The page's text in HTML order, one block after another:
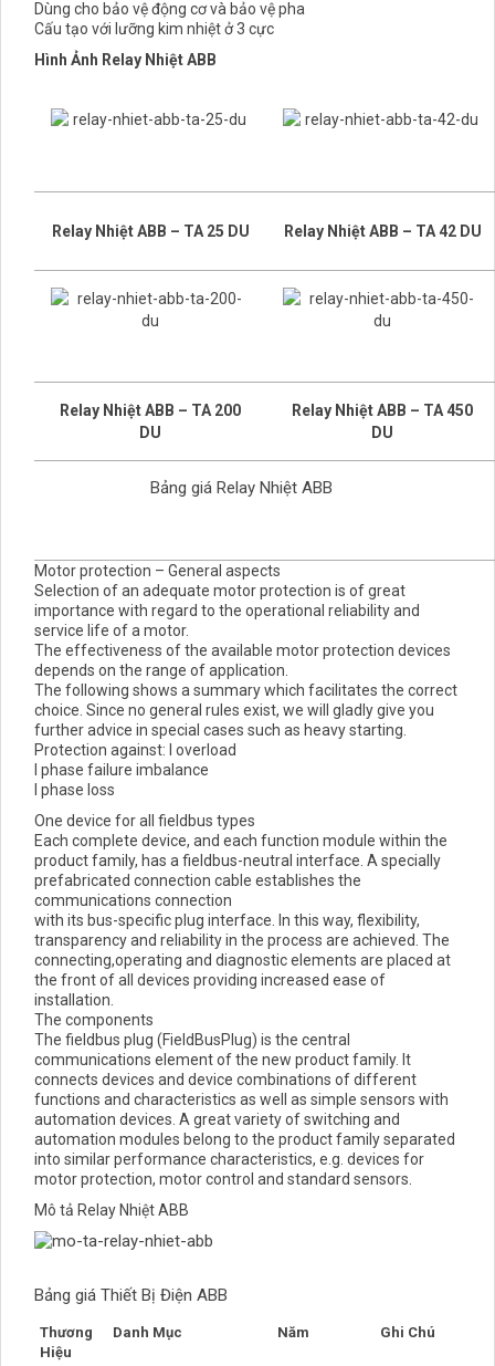
Dùng cho bảo vệ động cơ và bảo vệ pha
Cấu tạo với lưỡng kim nhiệt ở 3 cực
Hình Ảnh Relay Nhiệt ABB
Relay Nhiệt ABB – TA 25 DU Relay Nhiệt ABB – TA 42 DU
Relay Nhiệt ABB – TA 200
DU
Relay Nhiệt ABB – TA 450
DU
Bảng giá Relay Nhiệt ABB
Motor protection – General aspects
Selection of an adequate motor protection is of great
importance with regard to the operational reliability and
service life of a motor.
The effectiveness of the available motor protection devices
depends on the range of application.
The following shows a summary which facilitates the correct
choice. Since no general rules exist, we will gladly give you
further advice in special cases such as heavy starting.
Protection against:
lphase failure imbalance
lphase loss
One device for all fieldbus types
Each complete device, and each function module within the
product family, has a fieldbus-neutral interface. A specially
prefabricated connection cable establishes the
communications connection
with its bus-specific plug interface. In this way, flexibility,
transparency and reliability in the process are achieved. The
connecting,operating and diagnostic elements are placed at
the front of all devices providing increased ease of
installation.
The components
The fieldbus plug (FieldBusPlug) is the central
communications element of the new product family. It
connects devices and device combinations of different
functions and characteristics as well as simple sensors with
automation devices. A great variety of switching and
automation modules belong to the product family separated
into similar performance characteristics, e.g. devices for
motor protection, motor control and standard sensors.
Mô tả Relay Nhiệt ABB
Bảng giá Thiết Bị Điện ABB